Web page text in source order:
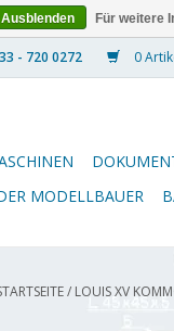
0
MODELLBAUER
/ LOUIS XV
Für weitere